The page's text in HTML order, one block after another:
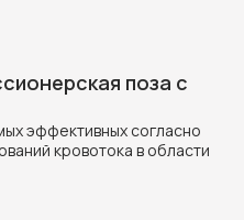
поза с
эффективных согласно
кровотока в области